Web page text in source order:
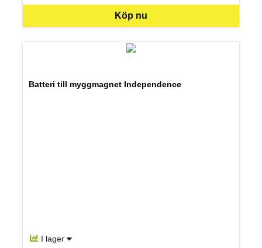
Köp nu
Batteri till myggmagnet Independence
I lager